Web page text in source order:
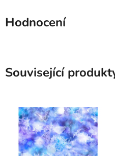
Hodnocení
Související